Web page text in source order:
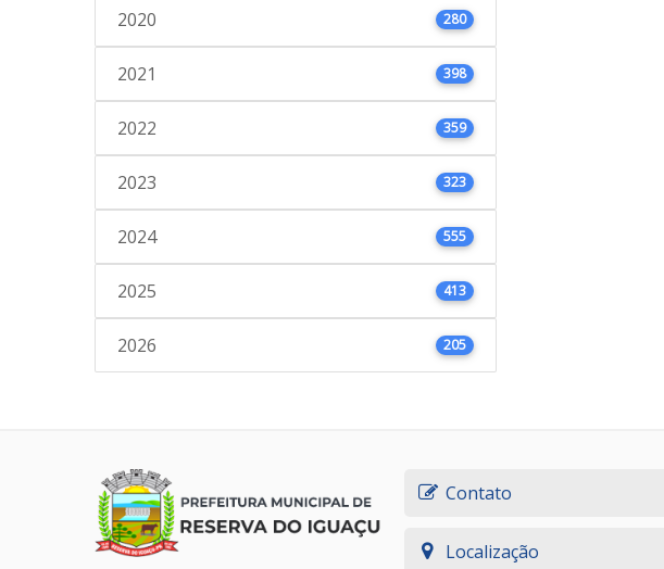
2020 280
2021 398
2022 359
2023 323
2024 555
2025 413
2026 205
Contato
Localização